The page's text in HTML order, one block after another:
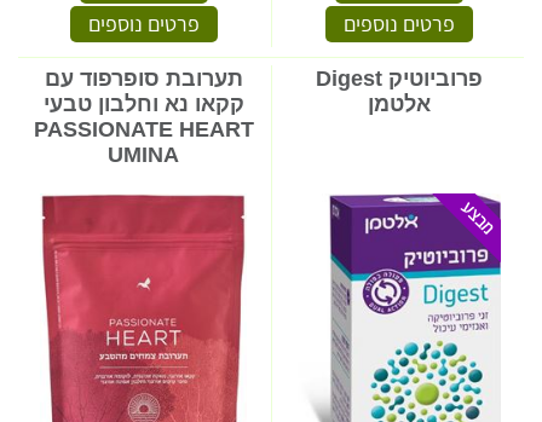
פרטים נוספים פרטים נוספים
פרוביוטיק Digest
אלטמן
תערובת סופרפוד עם
קקאו נא וחלבון טבעי
PASSIONATE HEART
UMINA